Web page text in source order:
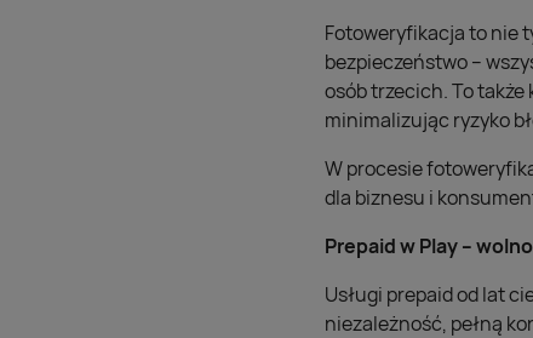
Fotoweryfikacja to nie
bezpieczeństwo –
osób trzecich. To
minimalizując ryzyko
W procesie
dla biznesu i
Prepaid w Play –
Usługi prepaid od lat
niezależność, pełną